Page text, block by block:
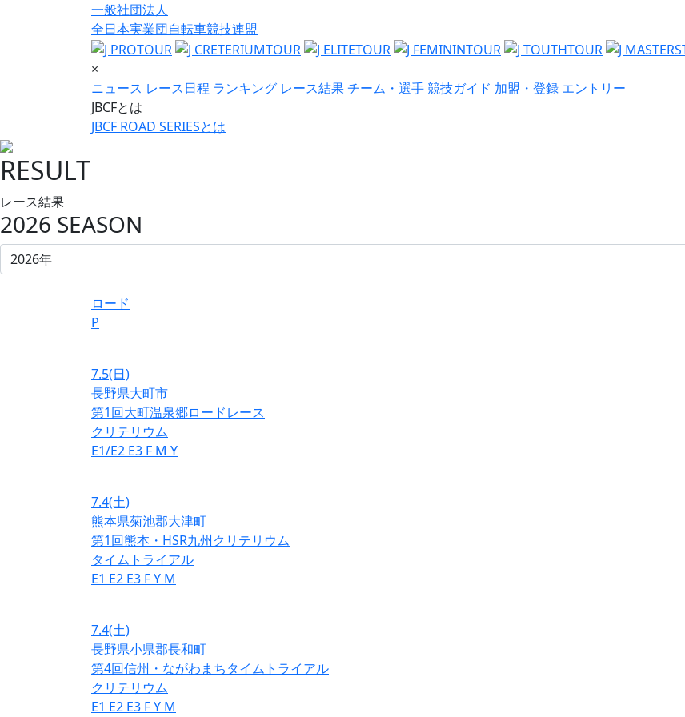
一般社団法人
全日本実業団自転車競技連盟
×
ニュース レース日程 ランキング レース結果チーム・選手競技ガイド 加盟・登録 エントリー
JBCFとは
JBCF ROAD SERIESとは
RESULT
レース結果
2026 SEASON
ロード
P
7.5(日)
長野県大町市
第1回大町温泉郷ロードレース
クリテリウム
E1/E2 E3 F M Y
7.4(土)
熊本県菊池郡大津町
第1回熊本・HSR九州クリテリウム
タイムトライアル
E1 E2 E3 FY M
7.4(土)
長野県小県郡長和町
第4回信州・ながわまちタイムトライアル
クリテリウム
E1 E2 E3 FY M